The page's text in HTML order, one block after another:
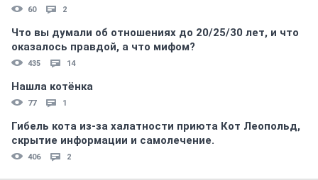
60 2
Что вы думали об отношениях до 20/25/30 лет, и что
оказалось правдой, а что мифом?
435 14
Нашла котёнка
77 1
Гибель кота из-за халатности приюта Кот Леопольд,
скрытиe информации и самолечение.
406 2